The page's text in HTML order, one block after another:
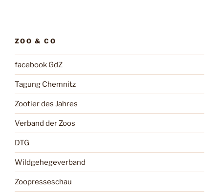
ZOO & CO
facebook GdZ
Tagung Chemnitz
Zootier des Jahres
Verband der Zoos
DTG
Wildgehegeverband
Zoopresseschau